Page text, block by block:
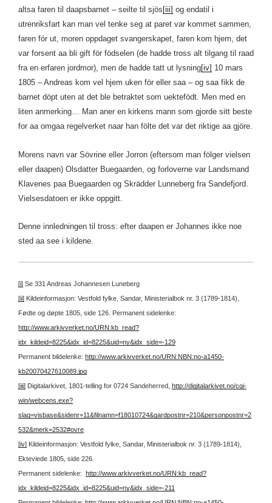
altsa faren til daapsbarnet – seilte til sjös [iii] og endatil i
utrenriksfart kan man vel tenke seg at paret var kommet sammen,
faren fór ut, moren oppdaget svangerskapet, faren kom hjem, det
var forsent aa bli gift för födselen (de hadde tross alt tilgang til raad
fra en erfaren jordmor), men de hadde tatt ut lysning[iv] 10 mars
1805 – Andreas kom vel hjem uken för eller saa – og saa fikk de
barnet döpt uten at det ble betraktet som uektefödt. Men med en
liten anmerking… Man aner en kirkens mann som gjorde sitt beste
for aa omgaa regelverket naar han fölte det var det riktige aa gjöre.
Morens navn var Sövrine eller Jorron (eftersom man fölger vielsen
eller daapen) Olsdatter Buegaarden, og forloverne var Landsmand
Klavenes paa Buegaarden og Skrädder Lunneberg fra Sandefjord.
Vielsesdatoen er ikke oppgitt.
Denne innledningen til tross: efter daapen er Johannes ikke noe
sted aa see i kildene.
[i] Se 331 Andreas Johannesen Luneberg
[ii] Kildeinformasjon: Vestfold fylke, Sandar, Ministerialbok nr. 3 (1789-1814),
Fødte og døpte 1805, side 126. Permanent sidelenke:
http://www.arkivverket.no/URN:kb_read?
idx_kildeid=8225&idx_id=8225&uid=ny&idx_side=-129
Permanent bildelenke: http://www.arkivverket.no/URN:NBN:no-a1450-
kb20070427610089.jpg
[iii] Digitalarkivet, 1801-telling for 0724 Sandeherred, http://digitalarkivet.no/cgi-
win/webcens.exe?
slag=visbase&sidenr=11&filnamn=f18010724&gardpostnr=210&personpostnr=2
532&merk=2532#ovre
[iv] Kildeinformasjon: Vestfold fylke, Sandar, Ministerialbok nr. 3 (1789-1814),
Ekteviede 1805, side 226.
Permanent sidelenke: http://www.arkivverket.no/URN:kb_read?
idx_kildeid=8225&idx_id=8225&uid=ny&idx_side=-211